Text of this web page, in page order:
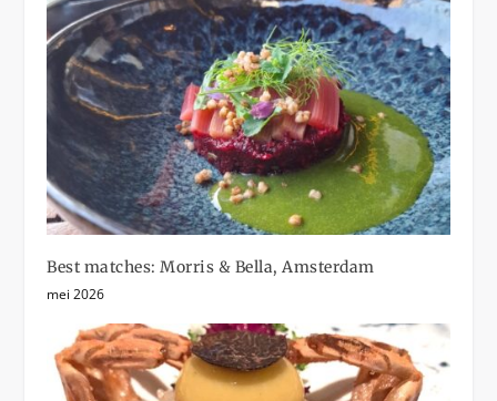
Best matches: Morris & Bella, Amsterdam
mei 2026